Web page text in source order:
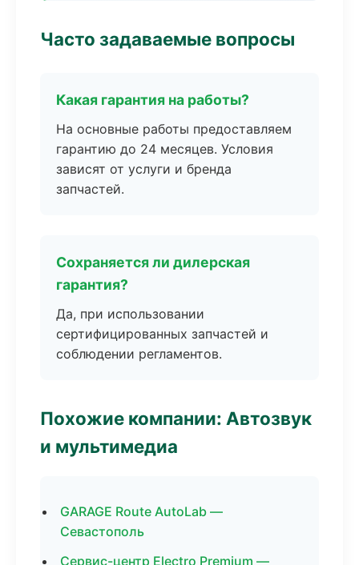
Часто задаваемые вопросы
Какая гарантия на работы?
На основные работы предоставляем
гарантию до 24 месяцев. Условия
зависят от услуги и бренда
запчастей.
Сохраняется ли дилерская
гарантия?
Да, при использовании
сертифицированных запчастей и
соблюдении регламентов.
Похожие компании: Автозвук
и мультимедиа
GARAGE Route AutoLab —
Севастополь
Сервис-центр Electro Premium —